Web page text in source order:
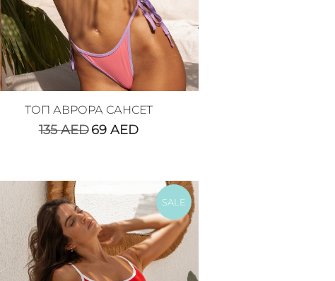
ТОП АВРОРА САНСЕТ
135AED69 AED
SALE